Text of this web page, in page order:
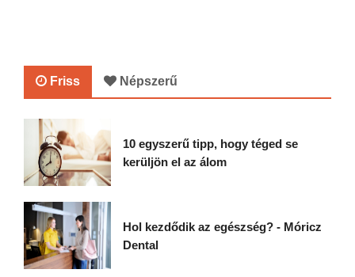
Friss Népszerű
10 egyszerű tipp, hogy téged se
kerüljön el az álom
Hol kezdődik az egészség? - Móricz
Dental